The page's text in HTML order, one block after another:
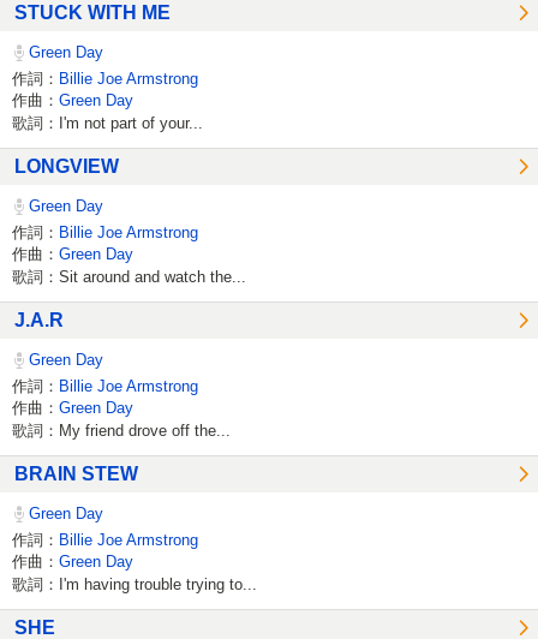
STUCK WITH ME
Green Day
作詞： Billie Joe Armstrong
作曲： Green Day
歌詞：I'm not part of your...
LONGVIEW
Green Day
作詞： Billie Joe Armstrong
作曲： Green Day
歌詞：Sit around and watch the...
J.A.R
Green Day
作詞： Billie Joe Armstrong
作曲： Green Day
歌詞：My friend drove off the...
BRAIN STEW
Green Day
作詞： Billie Joe Armstrong
作曲： Green Day
歌詞：I'm having trouble trying to...
SHE